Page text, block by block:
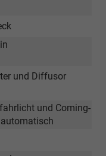
und Diffusor
und Coming-